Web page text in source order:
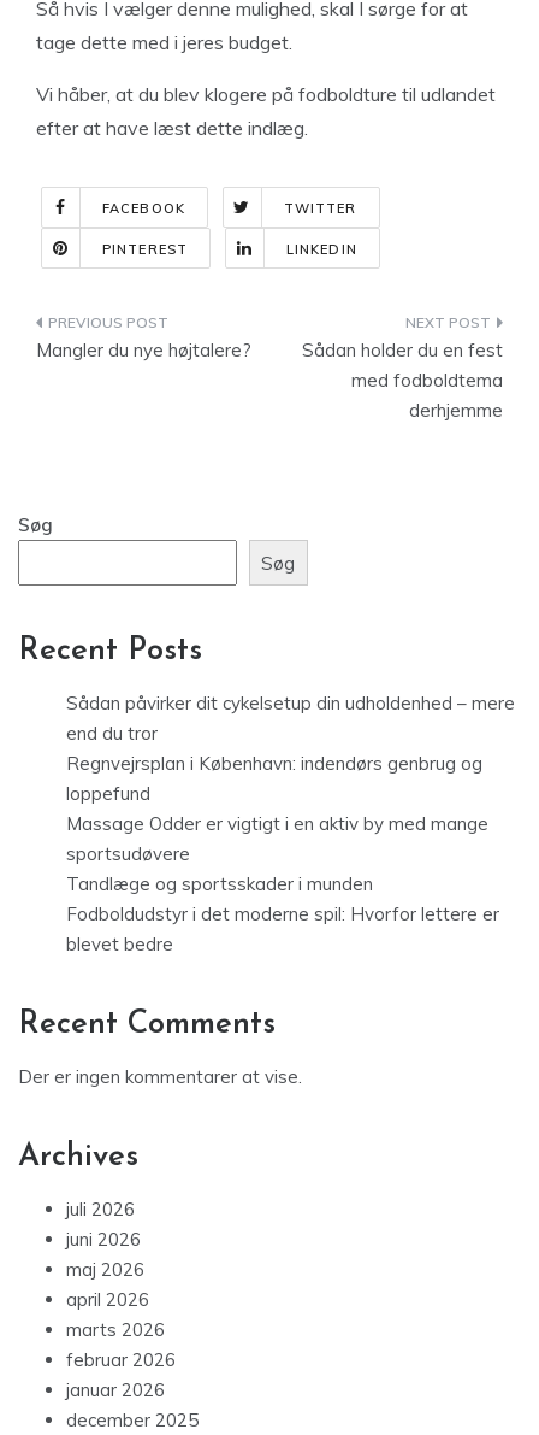
Så hvis I vælger denne mulighed, skal I sørge for at
tage dette med i jeres budget.
Vi håber, at du blev klogere på fodboldture til udlandet
efter at have læst dette indlæg.
FACEBOOK TWITTER
PINTEREST LINKEDIN
Indlægsnavigation
Mangler du nye højtalere?
Sådan holder du en fest
med fodboldtema
derhjemme
Søg
Søg
Recent Posts
Sådan påvirker dit cykelsetup din udholdenhed – mere
end du tror
Regnvejrsplan i København: indendørs genbrug og
loppefund
Massage Odder er vigtigt i en aktiv by med mange
sportsudøvere
Tandlæge og sportsskader i munden
Fodboldudstyr i det moderne spil: Hvorfor lettere er
blevet bedre
Recent Comments
Der er ingen kommentarer at vise.
Archives
juli 2026
juni 2026
maj 2026
april 2026
marts 2026
februar 2026
januar 2026
december 2025